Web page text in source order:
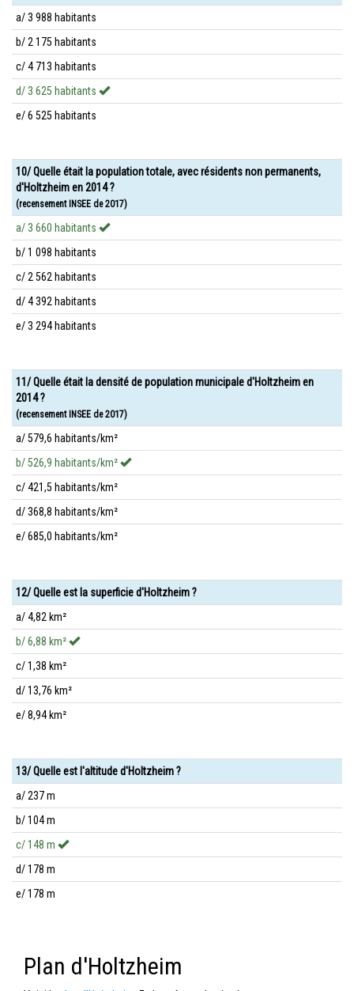
a/ 3 988 habitants
b/ 2 175 habitants
c/ 4 713 habitants
d/ 3 625 habitants
e/ 6 525 habitants
10/ Quelle était la population totale, avec résidents non permanents,
d'Holtzheim en 2014 ?
(recensement INSEE de 2017)
a/ 3 660 habitants
b/ 1 098 habitants
c/ 2 562 habitants
d/ 4 392 habitants
e/ 3 294 habitants
11/ Quelle était la densité de population municipale d'Holtzheim en
2014 ?
(recensement INSEE de 2017)
a/ 579,6 habitants/km²
b/ 526,9 habitants/km²
c/ 421,5 habitants/km²
d/ 368,8 habitants/km²
e/ 685,0 habitants/km²
12/ Quelle est la superficie d'Holtzheim ?
a/ 4,82 km²
b/ 6,88 km²
c/ 1,38 km²
d/ 13,76 km²
e/ 8,94 km²
13/ Quelle est l'altitude d'Holtzheim ?
a/ 237 m
b/ 104 m
c/ 148 m
d/ 178 m
e/ 178 m
Plan d'Holtzheim